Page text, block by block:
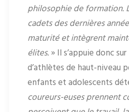
philosophie de formation.
cadets des dernières
maturité et intègrent
élites.» Il s’appuie donc
d’athlètes de haut-niveau
enfants et adolescents
coureurs-euses prennent